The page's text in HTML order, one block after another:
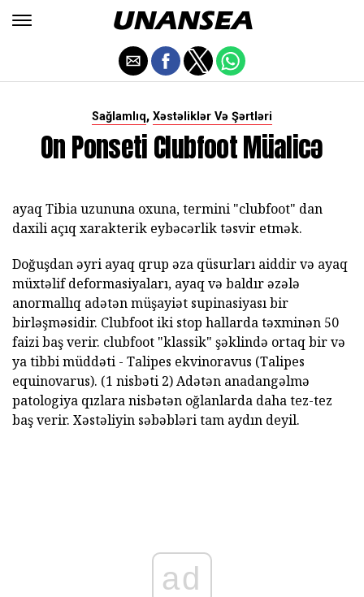
Sağlamlıq, Xəstəliklər Və Şərtləri
On Ponseti Clubfoot Müalicə
ayaq Tibia uzununa oxuna, termini "clubfoot" dan
daxili açıq xarakterik eybəcərlik təsvir etmək.
Doğuşdan əyri ayaq qrup əza qüsurları aiddir və ayaq
müxtəlif deformasiyaları, ayaq və baldır əzələ
anormallıq adətən müşayiət supinasiyası bir
birləşməsidir. Clubfoot iki stop hallarda təxminən 50
faizi baş verir. clubfoot "klassik" şəklində ortaq bir və
ya tibbi müddəti - Talipes ekvinoravus (Talipes
equinovarus). (1 nisbəti 2) Adətən anadangəlmə
patologiya qızlara nisbətən oğlanlarda daha tez-tez
baş verir. Xəstəliyin səbəbləri tam aydın deyil.
ad